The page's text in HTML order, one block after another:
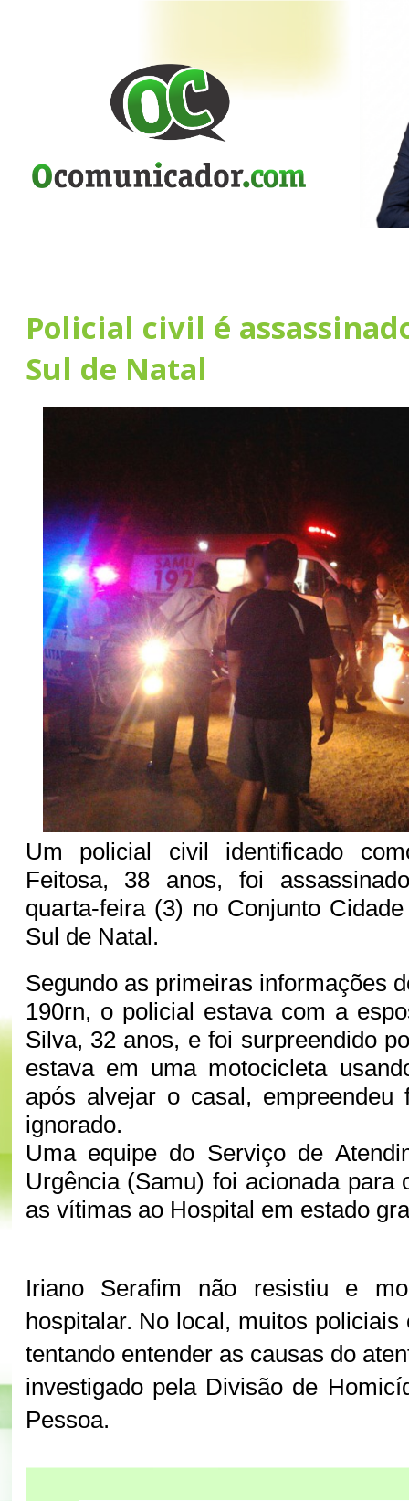
Policial civil é
Sul de Natal
Um policial civil identificado
Feitosa, 38 anos, foi
quarta-feira (3) no Conjunto
Sul de Natal.
Segundo as primeiras informações
190rn, o policial estava com a
Silva, 32 anos, e foi surpreendido
estava em uma motocicleta
após alvejar o casal, empreendeu
ignorado.
Uma equipe do Serviço de
Urgência (Samu) foi acionada para
as vítimas ao Hospital em estado
Iriano Serafim não resistiu e
hospitalar. No local, muitos
tentando entender as causas do
investigado pela Divisão de
Pessoa.